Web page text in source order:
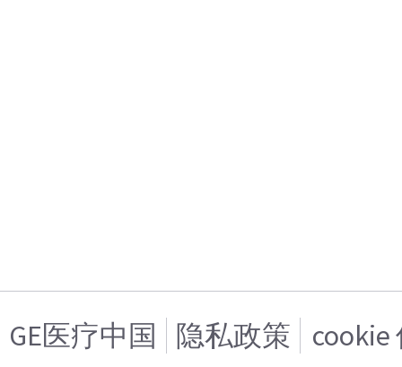
GE医疗中国 隐私政策 cookie